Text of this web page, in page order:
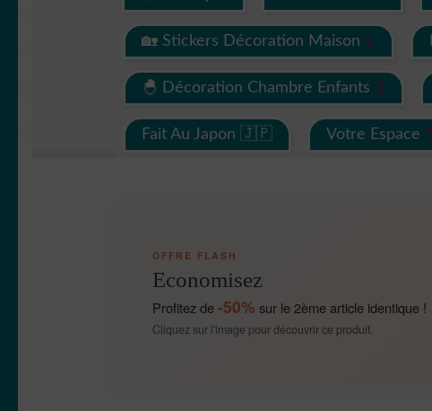
🏡 Stickers Décoration Maison
🐣 Décoration Chambre Enfants
Fait Au Japon 🇯🇵 Votre Espace
OFFRE FLASH
Economisez
Profitez de-50% sur le 2ème article identique !
Cliquez sur l'image pour découvrir ce produit.